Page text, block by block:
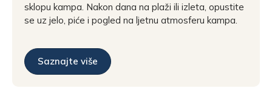
sklopu kampa. Nakon dana na plaži ili izleta, opustite
se uz jelo, piće i pogled na ljetnu atmosferu kampa.
Saznajte više